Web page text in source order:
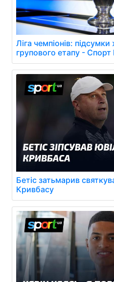
Ліга чемпіонів:
групового етапу -
Бетіс затьмарив
Кривбасу